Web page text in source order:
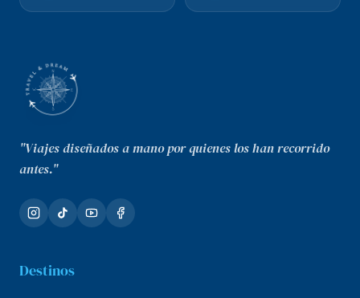
"Viajes diseñados a mano por quienes los han recorrido
antes."
Destinos